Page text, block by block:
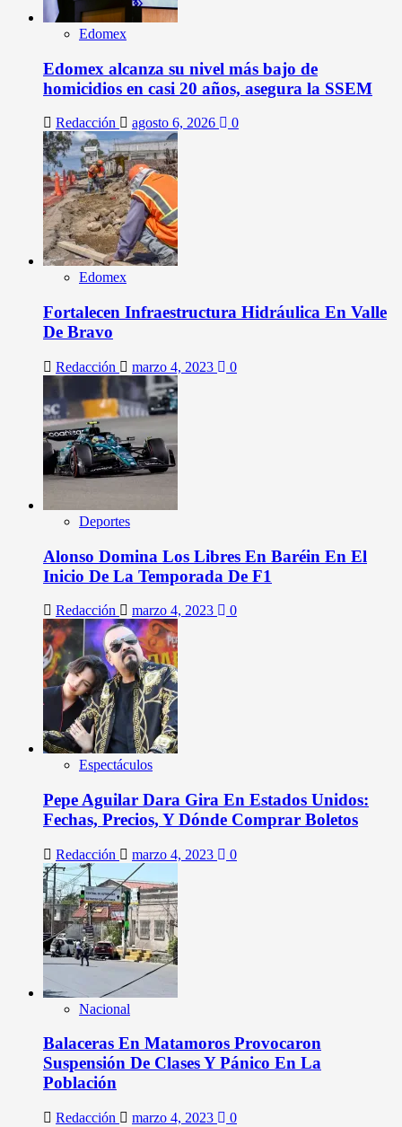
Edomex
Edomex alcanza su nivel más bajo de
homicidios en casi 20 años, asegura la SSEM
Redacción agosto 6, 2026 0
Edomex
Fortalecen Infraestructura Hidráulica En Valle
De Bravo
Redacción marzo 4, 2023 0
Deportes
Alonso Domina Los Libres En Baréin En El
Inicio De La Temporada De F1
Redacción marzo 4, 2023 0
Espectáculos
Pepe Aguilar Dara Gira En Estados Unidos:
Fechas, Precios, Y Dónde Comprar Boletos
Redacción marzo 4, 2023 0
Nacional
Balaceras En Matamoros Provocaron
Suspensión De Clases Y Pánico En La
Población
Redacción marzo 4, 2023 0